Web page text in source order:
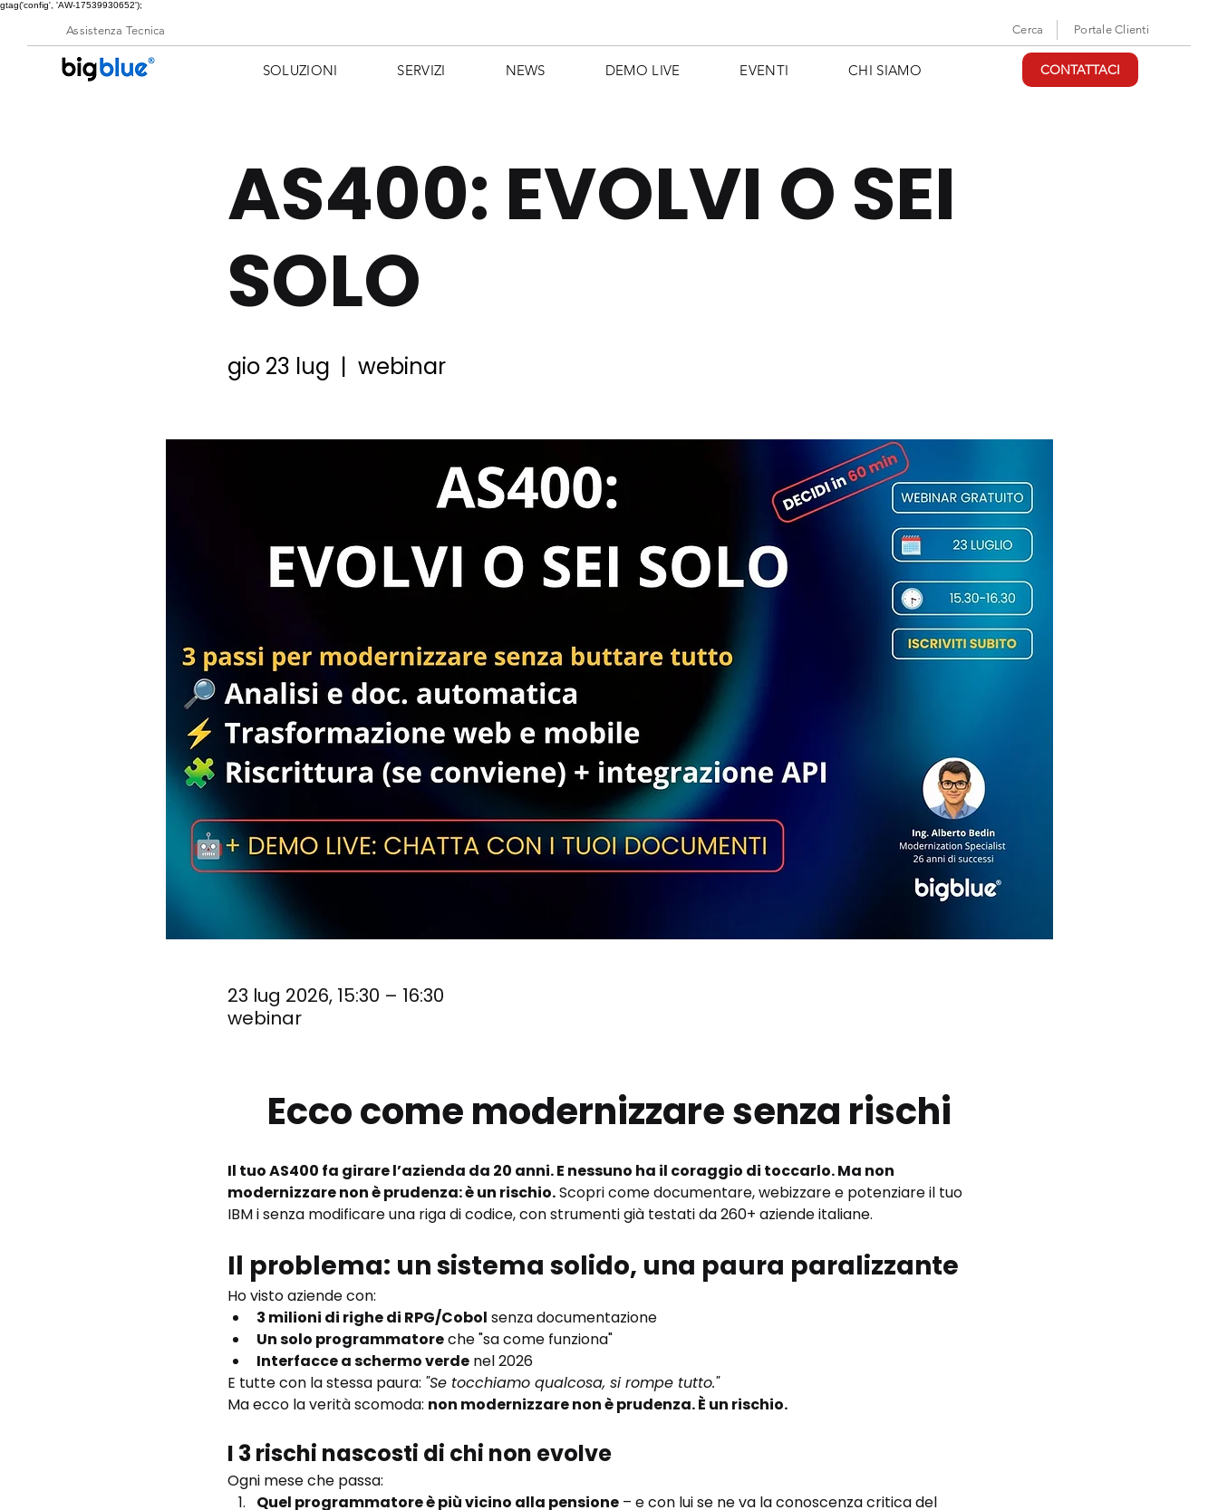
gtag('config', 'AW-17539930652');
Assistenza Tecnica Cerca Portale Clienti
SOLUZIONI SERVIZI NEWS DEMO LIVE EVENTI CHI SIAMO CONTATTACI
AS400: EVOLVI O SEI
SOLO
gio 23 lug
  |
webinar
23 lug 2026, 15:30 – 16:30
webinar
Ecco come modernizzare senza rischi
Il tuo AS400 fa girare l’azienda da 20 anni. E nessuno ha il coraggio di toccarlo. Ma non
modernizzare non è prudenza: è un rischio. Scopri come documentare, webizzare e potenziare il tuo
IBM i senza modificare una riga di codice, con strumenti già testati da 260+ aziende italiane.
Il problema: un sistema solido, una paura paralizzante
Ho visto aziende con:
3 milioni di righe di RPG/Cobol senza documentazione
Un solo programmatore che "sa come funziona"
Interfacce a schermo verde nel 2026
E tutte con la stessa paura: "Se tocchiamo qualcosa, si rompe tutto."
Ma ecco la verità scomoda: non modernizzare non è prudenza. È un rischio.
I 3 rischi nascosti di chi non evolve
Ogni mese che passa:
Quel programmatore è più vicino alla pensione – e con lui se ne va la conoscenza critica del